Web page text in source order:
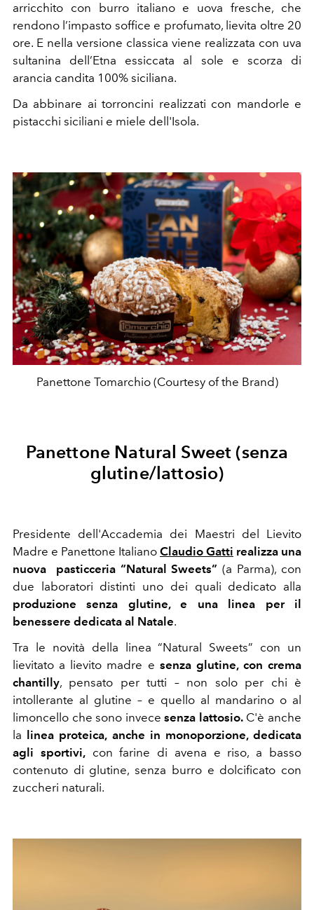
arricchito con burro italiano e uova fresche, che
rendono l’impasto soffice e profumato, lievita oltre 20
ore. E nella versione classica viene realizzata con uva
sultanina dell’Etna essiccata al sole e scorza di
arancia candita 100% siciliana.
Da abbinare ai torroncini realizzati con mandorle e
pistacchi siciliani e miele dell'Isola.
Panettone Tomarchio (Courtesy of the Brand)
Panettone Natural Sweet (senza
glutine/lattosio)
Presidente dell'Accademia dei Maestri del Lievito
Madre e Panettone Italiano Claudio Gatti realizza una
nuova pasticceria “Natural Sweets”(a Parma), con
due laboratori distinti uno dei quali dedicato alla
produzione senza glutine, e una linea per il
benessere dedicata al Natale.
Tra le novità della linea “Natural Sweets” con un
lievitato a lievito madre e senza glutine, con crema
chantilly, pensato per tutti – non solo per chi è
intollerante al glutine – e quello al mandarino o al
limoncello che sono invecesenza lattosio.C'è anche
la
linea proteica, anche in monoporzione, dedicata
agli sportivi,con farine di avena e riso, a basso
contenuto di glutine, senza burro e dolcificato con
zuccheri naturali.